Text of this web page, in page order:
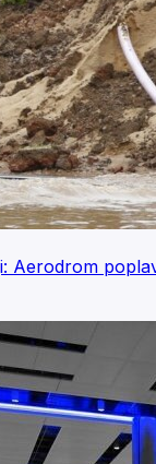
Aerodrom